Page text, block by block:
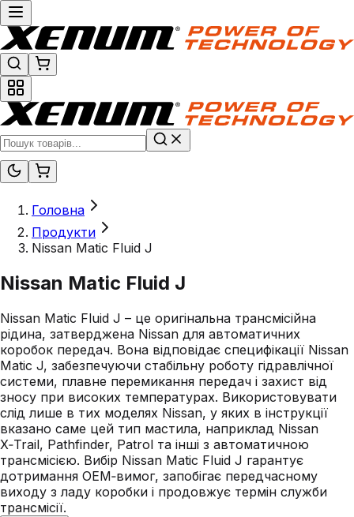
Головна
Продукти
Nissan Matic Fluid J
Nissan Matic Fluid J
Nissan Matic Fluid J – це оригінальна трансмісійна
рідина, затверджена Nissan для автоматичних
коробок передач. Вона відповідає специфікації Nissan
Matic J, забезпечуючи стабільну роботу гідравлічної
системи, плавне перемикання передач і захист від
зносу при високих температурах. Використовувати
слід лише в тих моделях Nissan, у яких в інструкції
вказано саме цей тип мастила, наприклад Nissan
X‑Trail, Pathfinder, Patrol та інші з автоматичною
трансмісією. Вибір Nissan Matic Fluid J гарантує
дотримання OEM‑вимог, запобігає передчасному
виходу з ладу коробки і продовжує термін служби
трансмісії.